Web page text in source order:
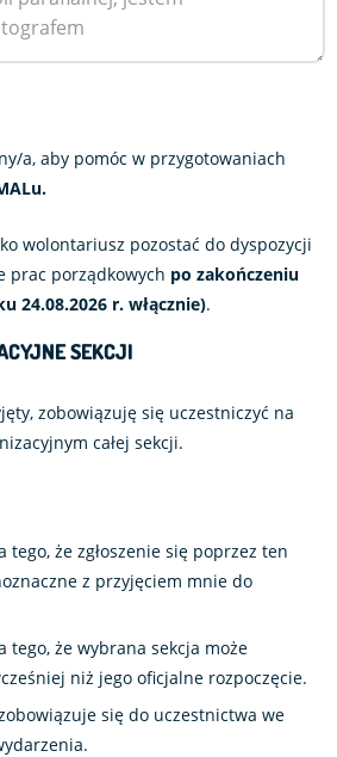
a, aby pomóc w przygotowaniach
wolontariusz pozostać do dyspozycji
prac porządkowych po zakończeniu
24.08.2026 r. włącznie).
SEKCJI
zobowiązuję się uczestniczyć na
całej sekcji.
tego, że zgłoszenie się poprzez ten
z przyjęciem mnie do
tego, że wybrana sekcja może
niż jego oficjalne rozpoczęcie.
się do uczestnictwa we